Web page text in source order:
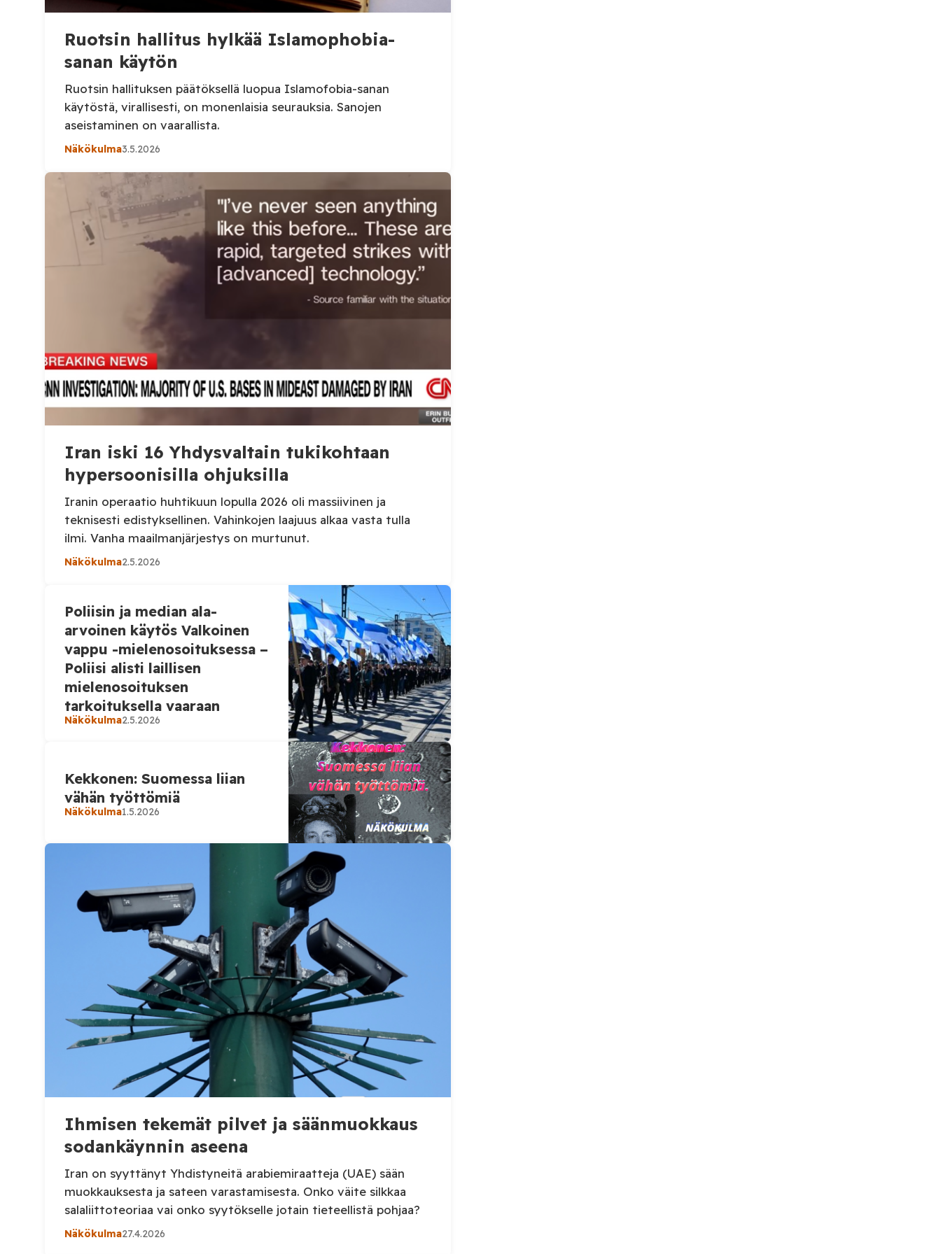
Ruotsin hallitus hylkää Islamophobia-
sanan käytön
Ruotsin hallituksen päätöksellä luopua Islamofobia-sanan
käytöstä, virallisesti, on monenlaisia seurauksia. Sanojen
aseistaminen on vaarallista.
Näkökulma3.5.2026
Iran iski 16 Yhdysvaltain tukikohtaan
hypersoonisilla ohjuksilla
Iranin operaatio huhtikuun lopulla 2026 oli massiivinen ja
teknisesti edistyksellinen. Vahinkojen laajuus alkaa vasta tulla
ilmi. Vanha maailmanjärjestys on murtunut.
Näkökulma2.5.2026
Poliisin ja median ala-
arvoinen käytös Valkoinen
vappu -mielenosoituksessa –
Poliisi alisti laillisen
mielenosoituksen
tarkoituksella vaaraan
Näkökulma2.5.2026
Kekkonen: Suomessa liian
vähän työttömiä
Näkökulma1.5.2026
30.4.2026
Iran jakolinjana YK:n
ydinasekonferenssissa. Suomi
sallimassa ydinaseet
alueellaan.
Ihmisen tekemät pilvet ja säänmuokkaus
sodankäynnin aseena
Iran on syyttänyt Yhdistyneitä arabiemiraatteja (UAE) sään
muokkauksesta ja sateen varastamisesta. Onko väite silkkaa
salaliittoteoriaa vai onko syytökselle jotain tieteellistä pohjaa?
Näkökulma27.4.2026